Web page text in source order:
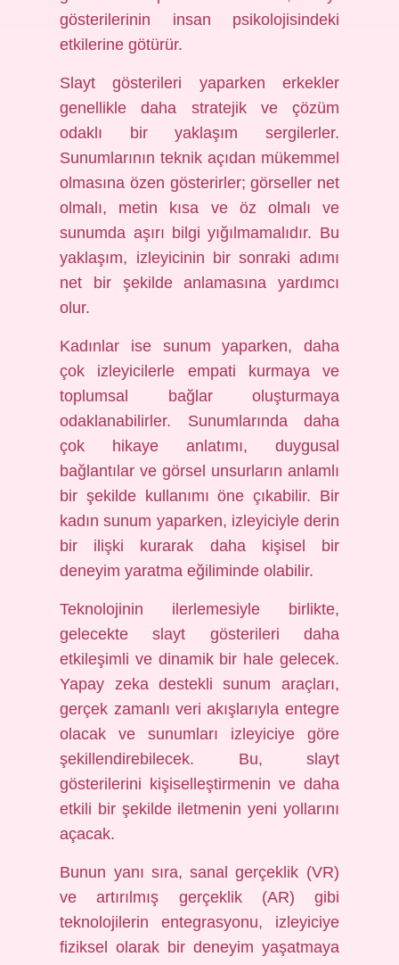
gösterilerinin insan psikolojisindeki
etkilerine götürür.
Slayt gösterileri yaparken erkekler
genellikle daha stratejik ve çözüm
odaklı bir yaklaşım sergilerler.
Sunumlarının teknik açıdan mükemmel
olmasına özen gösterirler; görseller net
olmalı, metin kısa ve öz olmalı ve
sunumda aşırı bilgi yığılmamalıdır. Bu
yaklaşım, izleyicinin bir sonraki adımı
net bir şekilde anlamasına yardımcı
olur.
Kadınlar ise sunum yaparken, daha
çok izleyicilerle empati kurmaya ve
toplumsal bağlar oluşturmaya
odaklanabilirler. Sunumlarında daha
çok hikaye anlatımı, duygusal
bağlantılar ve görsel unsurların anlamlı
bir şekilde kullanımı öne çıkabilir. Bir
kadın sunum yaparken, izleyiciyle derin
bir ilişki kurarak daha kişisel bir
deneyim yaratma eğiliminde olabilir.
Teknolojinin ilerlemesiyle birlikte,
gelecekte slayt gösterileri daha
etkileşimli ve dinamik bir hale gelecek.
Yapay zeka destekli sunum araçları,
gerçek zamanlı veri akışlarıyla entegre
olacak ve sunumları izleyiciye göre
şekillendirebilecek. Bu, slayt
gösterilerini kişiselleştirmenin ve daha
etkili bir şekilde iletmenin yeni yollarını
açacak.
Bunun yanı sıra, sanal gerçeklik (VR)
ve artırılmış gerçeklik (AR) gibi
teknolojilerin entegrasyonu, izleyiciye
fiziksel olarak bir deneyim yaşatmaya